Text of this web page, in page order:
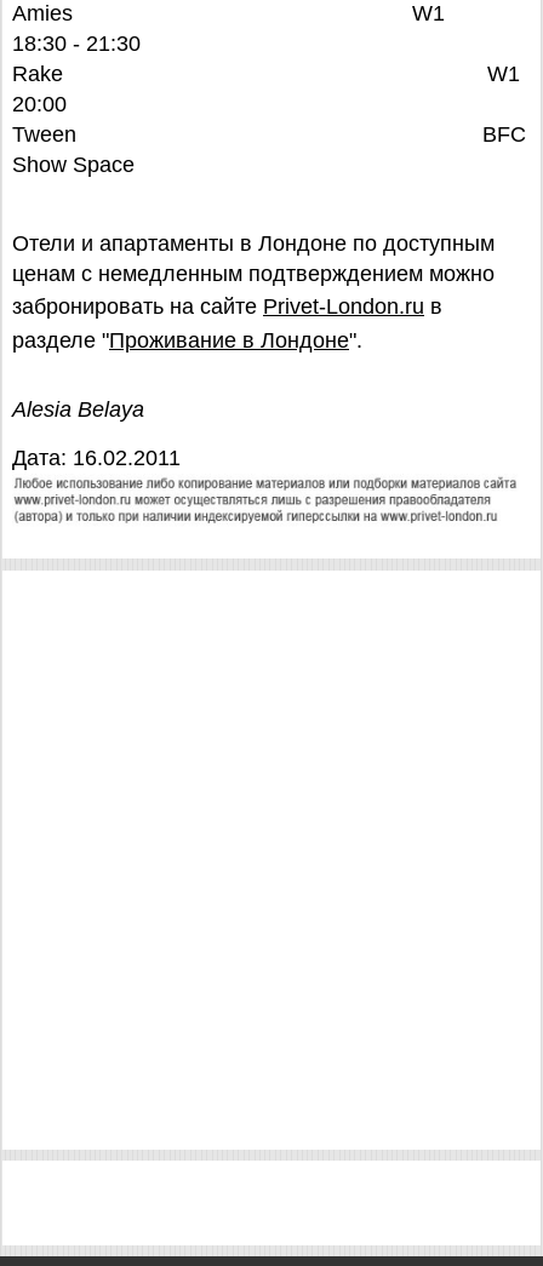
Amies W1
18:30 - 21:30
Rake W1
20:00
Tween BFC
Show Space
Отели и апартаменты в Лондоне по доступным
ценам с немедленным подтверждением можно
забронировать на сайте Privet-London.ru в
разделе "Проживание в Лондоне".
Alesia Belaya
Дата: 16.02.2011